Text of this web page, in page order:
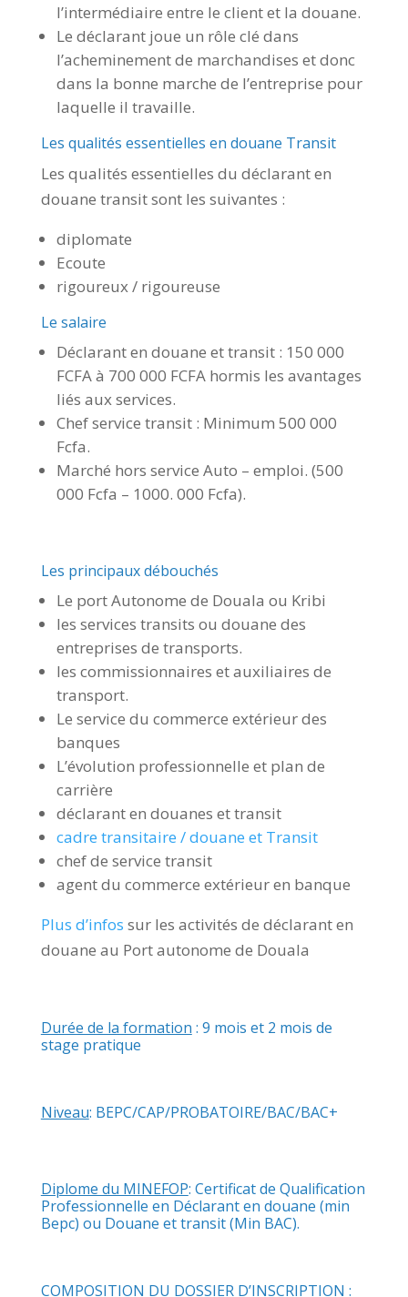
l’intermédiaire entre le client et la douane.
Le déclarant joue un rôle clé dans
l’acheminement de marchandises et donc
dans la bonne marche de l’entreprise pour
laquelle il travaille.
Les qualités essentielles en douane Transit
Les qualités essentielles du déclarant en
douane transit sont les suivantes :
diplomate
Ecoute
rigoureux / rigoureuse
Le salaire
Déclarant en douane et transit : 150 000
FCFA à 700 000 FCFA hormis les avantages
liés aux services.
Chef service transit : Minimum 500 000
Fcfa.
Marché hors service Auto – emploi. (500
000 Fcfa – 1000. 000 Fcfa).
Les principaux débouchés
Le port Autonome de Douala ou Kribi
les services transits ou douane des
entreprises de transports.
les commissionnaires et auxiliaires de
transport.
Le service du commerce extérieur des
banques
L’évolution professionnelle et plan de
carrière
déclarant en douanes et transit
cadre transitaire / douane et Transit
chef de service transit
agent du commerce extérieur en banque
Plus d’infos sur les activités de déclarant en
douane au Port autonome de Douala
Durée de la formation : 9 mois et 2 mois de
stage pratique
Niveau: BEPC/CAP/PROBATOIRE/BAC/BAC+
Diplome du MINEFOP: Certificat de Qualification
Professionnelle en Déclarant en douane (min
Bepc) ou Douane et transit (Min BAC).
COMPOSITION DU DOSSIER D’INSCRIPTION :